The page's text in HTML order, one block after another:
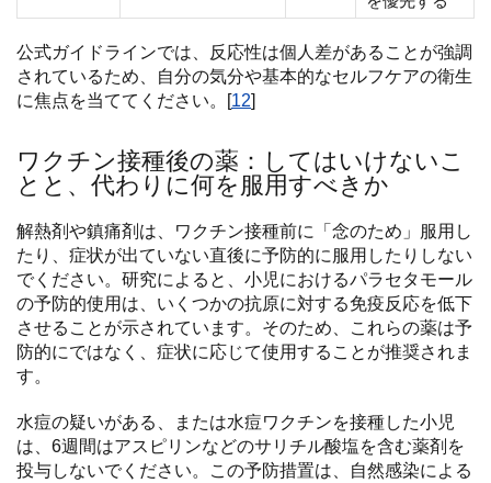
公式ガイドラインでは、反応性は個人差があることが強調
されているため、自分の気分や基本的なセルフケアの衛生
に焦点を当ててください。[12]
ワクチン接種後の薬：してはいけないこ
とと、代わりに何を服用すべきか
解熱剤や鎮痛剤は、ワクチン接種前に「念のため」服用し
たり、症状が出ていない直後に予防的に服用したりしない
でください。研究によると、小児におけるパラセタモール
の予防的使用は、いくつかの抗原に対する免疫反応を低下
させることが示されています。そのため、これらの薬は予
防的にではなく、症状に応じて使用することが推奨されま
す。
水痘の疑いがある、または水痘ワクチンを接種した小児
は、6週間はアスピリンなどのサリチル酸塩を含む薬剤を
投与しないでください。この予防措置は、自然感染による